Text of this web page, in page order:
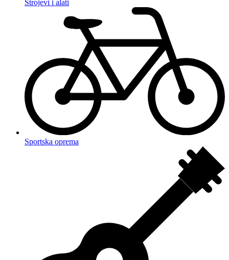
Strojevi i alati
Sportska oprema